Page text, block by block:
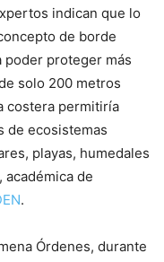
indican que lo
de borde
poder proteger más
solo 200 metros
costera permitiría
de ecosistemas
playas, humedales
académica de
.
Órdenes, durante